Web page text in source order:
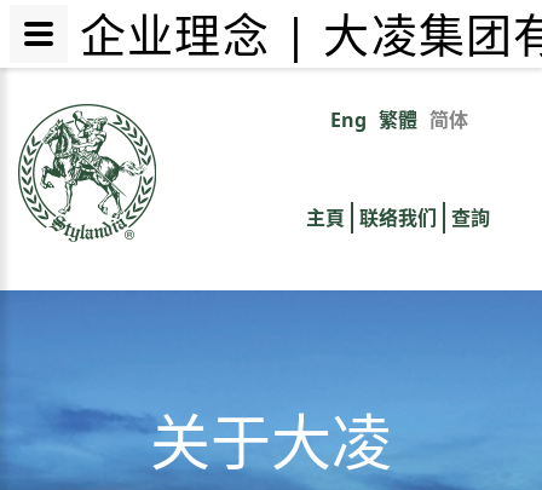
主
Eng 繁體 简体
links
主頁 联络我们 查詢
关于大凌
企业理念 | 大凌集团